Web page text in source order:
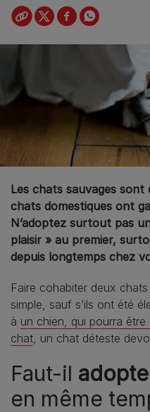
Les chats sauvages
chats domestiques ont
N’adoptez surtout pas
plaisir » au premier,
depuis longtemps chez
Faire cohabiter deux
simple, sauf s’ils ont été
à un chien, qui pourra
chat , un chat déteste
Faut-il
en même